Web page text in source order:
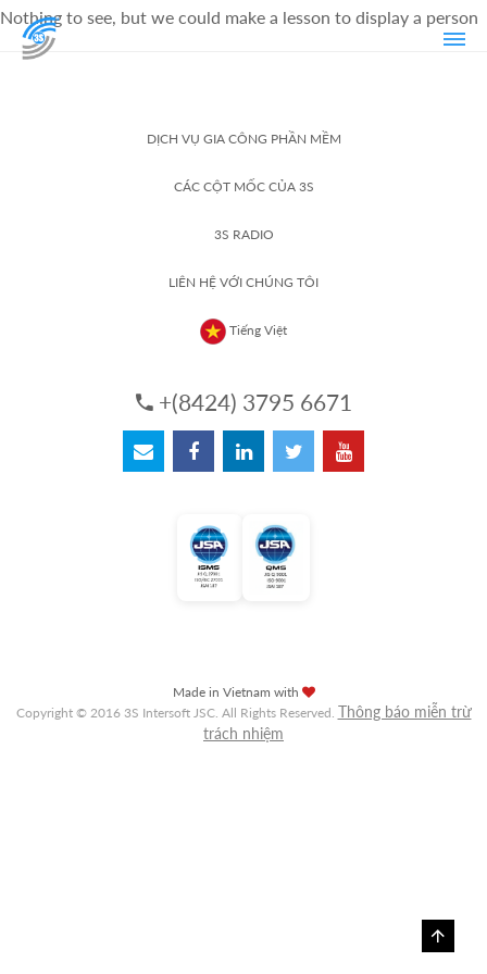
Nothing to see, but we could make a lesson to display a person
DỊCH VỤ GIA CÔNG PHẦN MỀM
CÁC CỘT MỐC CỦA 3S
3S RADIO
LIÊN HỆ VỚI CHÚNG TÔI
Tiếng Việt
+(8424) 3795 6671
Made in Vietnam with
Copyright © 2016 3S Intersoft JSC. All Rights Reserved. Thông báo miễn trừ
trách nhiệm